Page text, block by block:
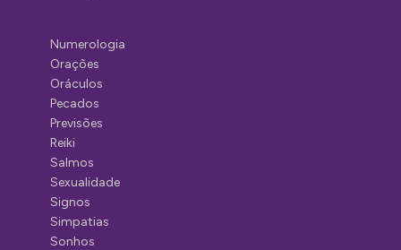
Numerologia
Orações
Oráculos
Pecados
Previsões
Reiki
Salmos
Sexualidade
Signos
Simpatias
Sonhos